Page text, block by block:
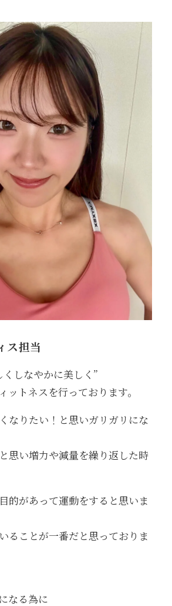
ス担当
しなやかに美しく”
ットネスを行っております。
なりたい！と思いガリガリにな
思い増力や減量を繰り返した時
的があって運動をすると思いま
ることが一番だと思っておりま
なる為に